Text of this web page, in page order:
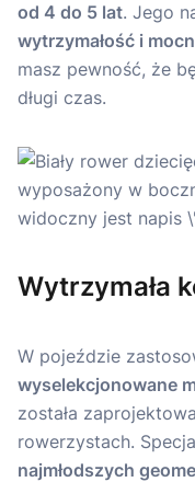
od 4 do 5 lat. Jego
wytrzymałość i
masz pewność, że
długi czas.
Wytrzymała
W pojeździe
wyselekcjonowane
została
rowerzystach.
najmłodszych